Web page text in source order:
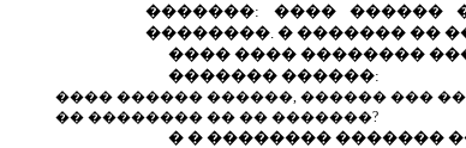
�������: ���� ������
��������. � ������� ��
���� ���� ��������
������� ������:
���� ������ ������, ������ ���
�� �������� �� �� �������?
� � �������� �������